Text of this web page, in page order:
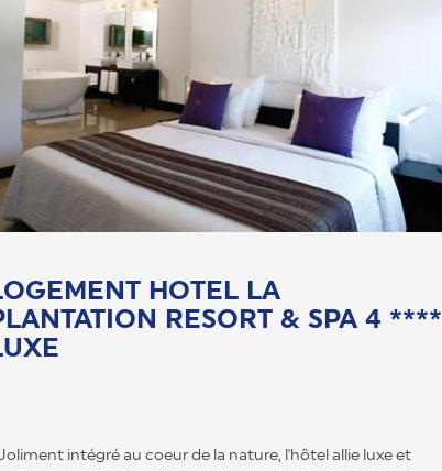
HOTEL LA
RESORT & SPA 4 ****
Joliment intégré au coeur de la nature, l'hôtel allie luxe et